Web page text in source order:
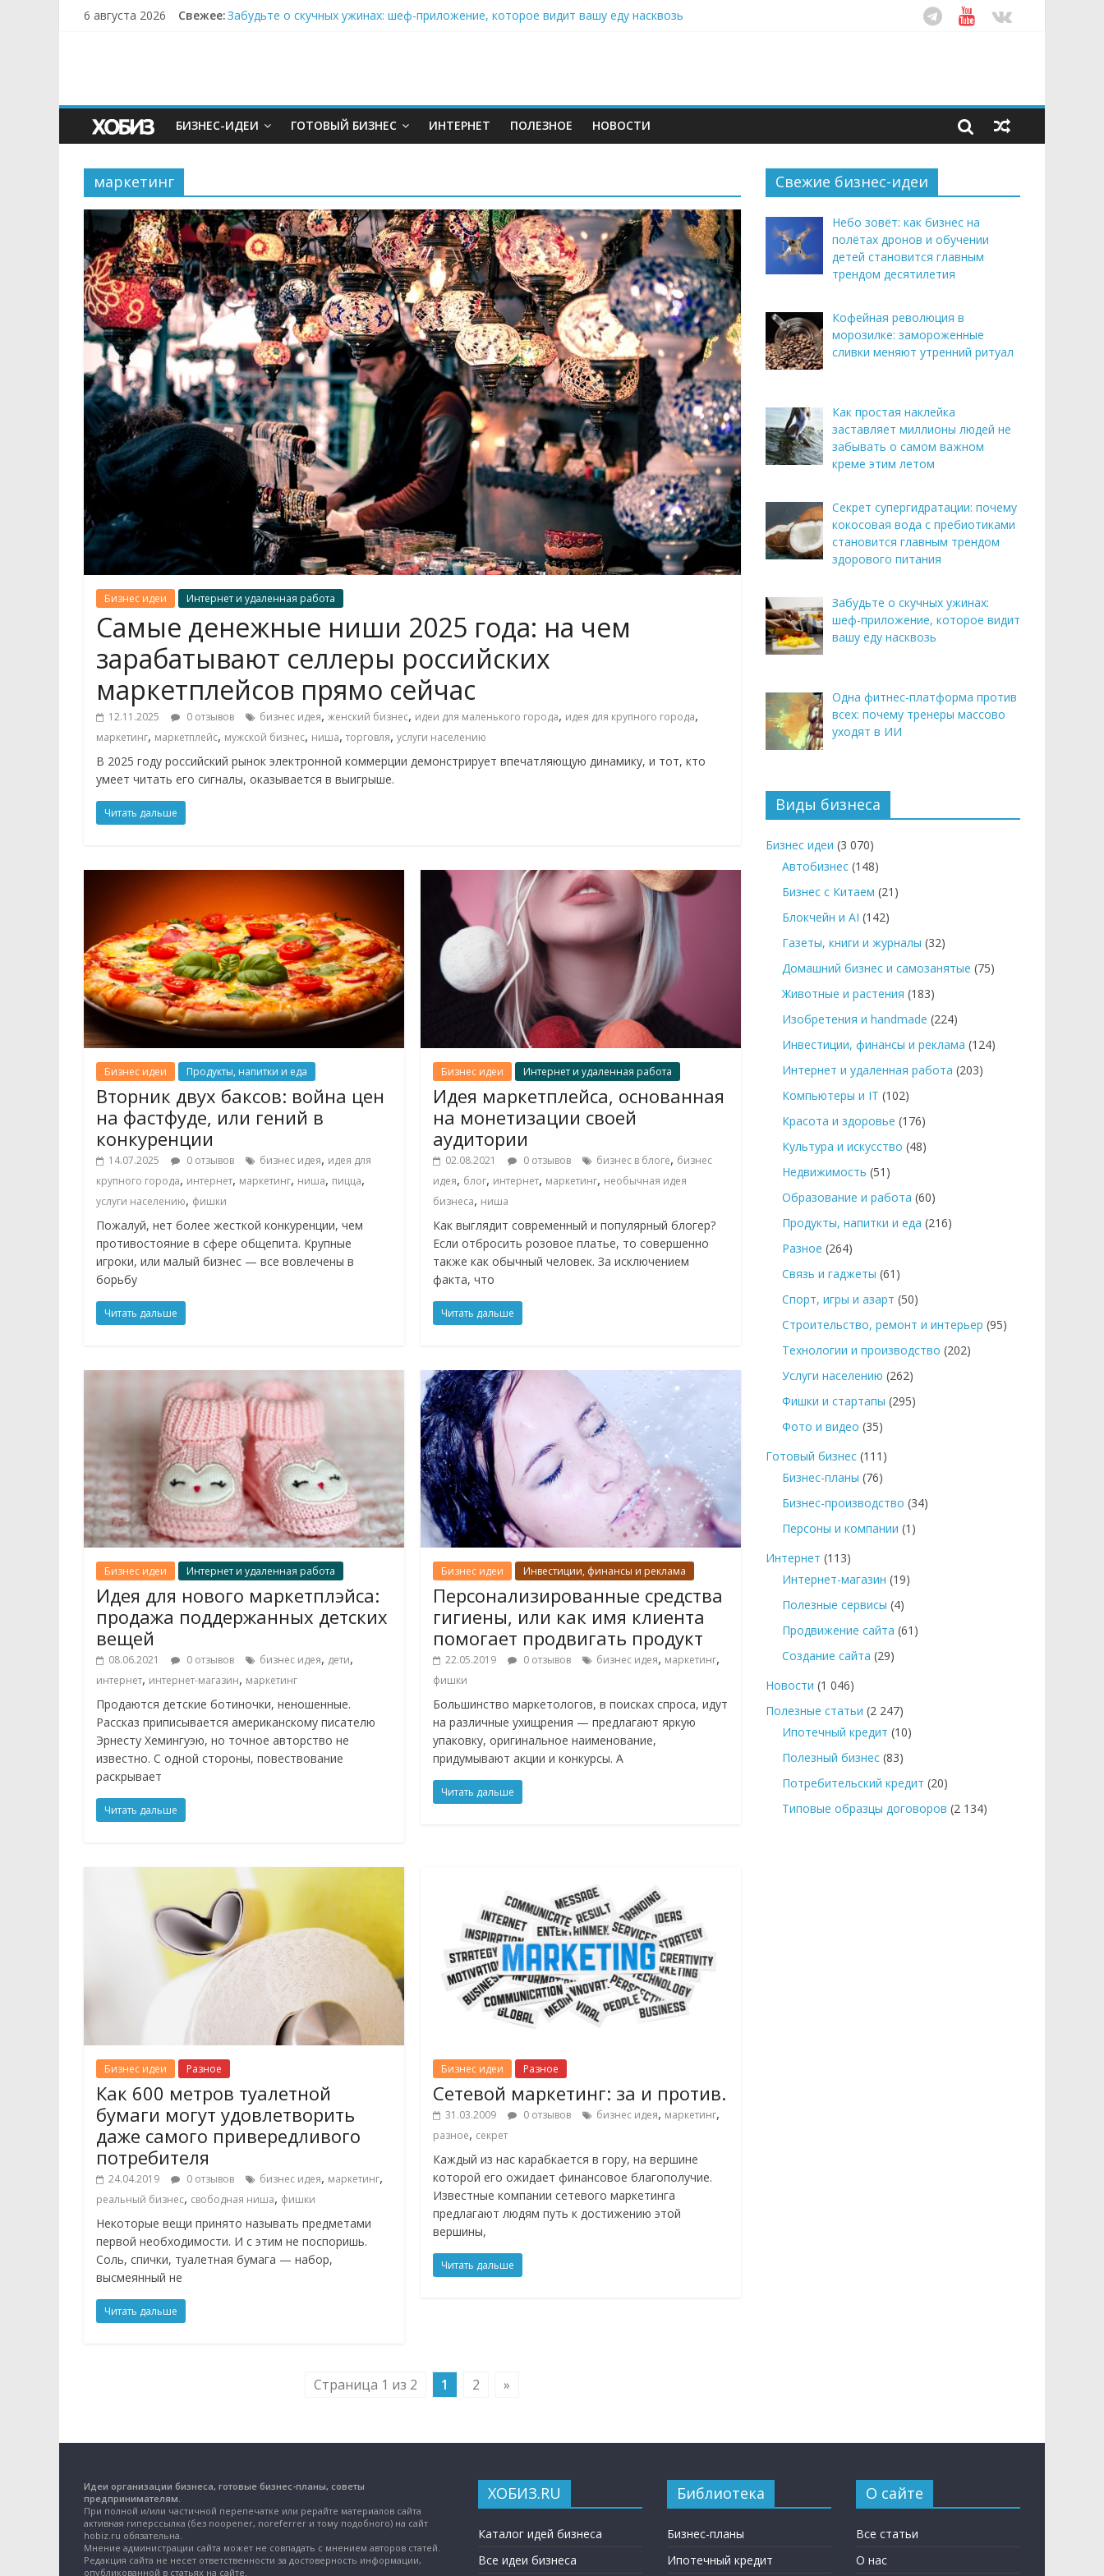
6 августа 2026 Свежее:Забудьте о скучных ужинах: шеф-приложение, которое видит вашу еду насквозь
БИЗНЕС-ИДЕИ ГОТОВЫЙ БИЗНЕС ИНТЕРНЕТ ПОЛЕЗНОЕ НОВОСТИ
маркетинг
Бизнес идеи Интернет и удаленная работа
Самые денежные ниши 2025 года: на чем
зарабатывают селлеры российских
маркетплейсов прямо сейчас
12.11.2025 0 отзывов бизнес идея, женский бизнес, идеи для маленького города, идея для крупного города,
маркетинг, маркетплейс, мужской бизнес, ниша, торговля, услуги населению
В 2025 году российский рынок электронной коммерции демонстрирует впечатляющую динамику, и тот, кто
умеет читать его сигналы, оказывается в выигрыше.
Читать дальше
Бизнес идеи Продукты, напитки и еда
Вторник двух баксов: война цен
на фастфуде, или гений в
конкуренции
14.07.2025 0 отзывов бизнес идея, идея для
крупного города, интернет, маркетинг, ниша, пицца,
услуги населению, фишки
Пожалуй, нет более жесткой конкуренции, чем
противостояние в сфере общепита. Крупные
игроки, или малый бизнес — все вовлечены в
борьбу
Читать дальше
Бизнес идеи Интернет и удаленная работа
Идея маркетплейса, основанная
на монетизации своей
аудитории
02.08.2021 0 отзывов бизнес в блоге, бизнес
идея, блог, интернет, маркетинг, необычная идея
бизнеса, ниша
Как выглядит современный и популярный блогер?
Если отбросить розовое платье, то совершенно
также как обычный человек. За исключением
факта, что
Читать дальше
Бизнес идеи Интернет и удаленная работа
Идея для нового маркетплэйса:
продажа поддержанных детских
вещей
08.06.2021 0 отзывов бизнес идея, дети,
интернет, интернет-магазин, маркетинг
Продаются детские ботиночки, неношенные.
Рассказ приписывается американскому писателю
Эрнесту Хемингуэю, но точное авторство не
известно. С одной стороны, повествование
раскрывает
Читать дальше
Бизнес идеи Инвестиции, финансы и реклама
Персонализированные средства
гигиены, или как имя клиента
помогает продвигать продукт
22.05.2019 0 отзывов бизнес идея, маркетинг,
фишки
Большинство маркетологов, в поисках спроса, идут
на различные ухищрения — предлагают яркую
упаковку, оригинальное наименование,
придумывают акции и конкурсы. А
Читать дальше
Бизнес идеи Разное
Как 600 метров туалетной
бумаги могут удовлетворить
даже самого привередливого
потребителя
24.04.2019 0 отзывов бизнес идея, маркетинг,
реальный бизнес, свободная ниша, фишки
Некоторые вещи принято называть предметами
первой необходимости. И с этим не поспоришь.
Соль, спички, туалетная бумага — набор,
высмеянный не
Читать дальше
Бизнес идеи Разное
Сетевой маркетинг: за и против.
31.03.2009 0 отзывов бизнес идея, маркетинг,
разное, секрет
Каждый из нас карабкается в гору, на вершине
которой его ожидает финансовое благополучие.
Известные компании сетевого маркетинга
предлагают людям путь к достижению этой
вершины,
Читать дальше
Страница 1 из 2 1 2 »
Свежие бизнес-идеи
Небо зовёт: как бизнес на
полётах дронов и обучении
детей становится главным
трендом десятилетия
Кофейная революция в
морозилке: замороженные
сливки меняют утренний ритуал
Как простая наклейка
заставляет миллионы людей не
забывать о самом важном
креме этим летом
Секрет супергидратации: почему
кокосовая вода с пребиотиками
становится главным трендом
здорового питания
Забудьте о скучных ужинах:
шеф-приложение, которое видит
вашу еду насквозь
Одна фитнес-платформа против
всех: почему тренеры массово
уходят в ИИ
Виды бизнеса
Бизнес идеи (3 070)
Автобизнес (148)
Бизнес с Китаем (21)
Блокчейн и AI (142)
Газеты, книги и журналы (32)
Домашний бизнес и самозанятые (75)
Животные и растения (183)
Изобретения и handmade (224)
Инвестиции, финансы и реклама (124)
Интернет и удаленная работа (203)
Компьютеры и IT (102)
Красота и здоровье (176)
Культура и искусство (48)
Недвижимость (51)
Образование и работа (60)
Продукты, напитки и еда (216)
Разное (264)
Связь и гаджеты (61)
Спорт, игры и азарт (50)
Строительство, ремонт и интерьер (95)
Технологии и производство (202)
Услуги населению (262)
Фишки и стартапы (295)
Фото и видео (35)
Готовый бизнес (111)
Бизнес-планы (76)
Бизнес-производство (34)
Персоны и компании (1)
Интернет (113)
Интернет-магазин (19)
Полезные сервисы (4)
Продвижение сайта (61)
Создание сайта (29)
Новости (1 046)
Полезные статьи (2 247)
Ипотечный кредит (10)
Полезный бизнес (83)
Потребительский кредит (20)
Типовые образцы договоров (2 134)
Идеи организации бизнеса, готовые бизнес-планы, советы
предпринимателям.
При полной и/или частичной перепечатке или рерайте материалов сайта
активная гиперссылка (без noopener, noreferrer и тому подобного) на сайт
hobiz.ru обязательна.
Мнение администрации сайта может не совпадать с мнением авторов статей.
Редакция сайта не несет ответственности за достоверность информации,
опубликованной в статьях на сайте.
ХОБИЗ.RU
Каталог идей бизнеса
Все идеи бизнеса
Библиотека
Бизнес-планы
Ипотечный кредит
О сайте
Все статьи
О нас